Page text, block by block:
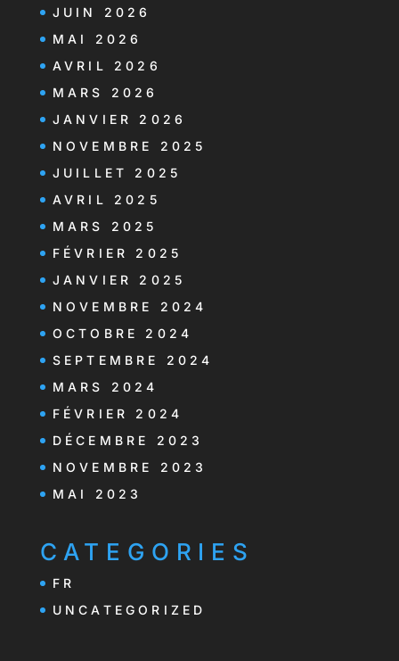
JUIN 2026
MAI 2026
AVRIL 2026
MARS 2026
JANVIER 2026
NOVEMBRE 2025
JUILLET 2025
AVRIL 2025
MARS 2025
FÉVRIER 2025
JANVIER 2025
NOVEMBRE 2024
OCTOBRE 2024
SEPTEMBRE 2024
MARS 2024
FÉVRIER 2024
DÉCEMBRE 2023
NOVEMBRE 2023
MAI 2023
CATEGORIES
FR
UNCATEGORIZED